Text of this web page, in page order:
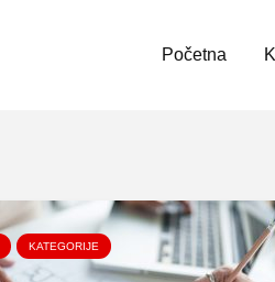
Početna
KATEGORIJE